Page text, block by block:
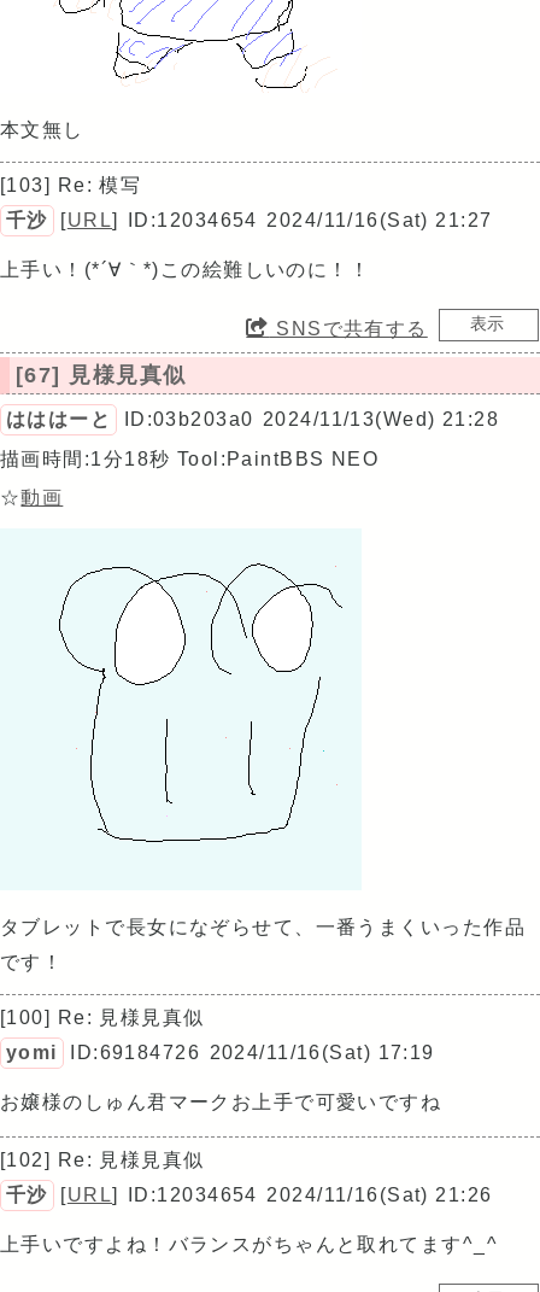
本文無し
[103] Re: 模写
千沙
[URL] ID:12034654 2024/11/16(Sat) 21:27
上手い！(*´∀｀*)この絵難しいのに！！
SNSで共有する
[67] 見様見真似
はははーと ID:03b203a0 2024/11/13(Wed) 21:28
描画時間:1分18秒 Tool:PaintBBS NEO
☆動画
タブレットで長女になぞらせて、一番うまくいった作品
です！
[100] Re: 見様見真似
yomi
ID:69184726 2024/11/16(Sat) 17:19
お嬢様のしゅん君マークお上手で可愛いですね
[102] Re: 見様見真似
千沙
[URL] ID:12034654 2024/11/16(Sat) 21:26
上手いですよね！バランスがちゃんと取れてます^_^